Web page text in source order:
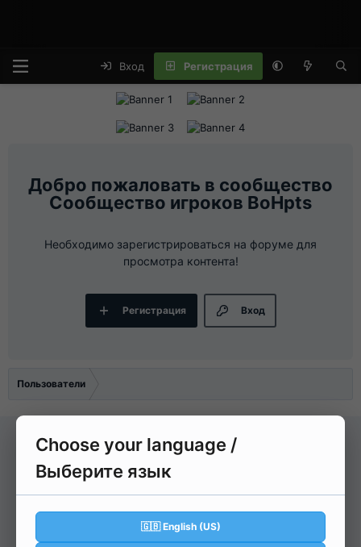
Вход Регистрация
Сообщество игроков BoHpts
Необходимо зарегистрироваться на форуме для
просмотра контента!
Вход
Регистрация
Пользователи
H
Harrison
No Grade
Choose your language /
Выберите язык
🇬🇧 English (US)